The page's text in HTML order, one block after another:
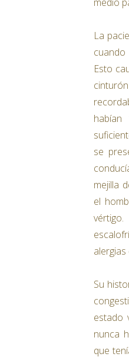
La
Esto
se
mejilla
el
Su
estado
nunca
que